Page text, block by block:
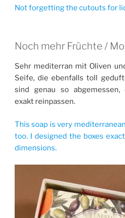
Not forgetting the cutouts for
Noch mehr Früchte /
Sehr mediterran mit Oliven
Seife, die ebenfalls toll
sind genau so
exakt reinpassen.
This soap is very
too. I designed the boxes
dimensions.